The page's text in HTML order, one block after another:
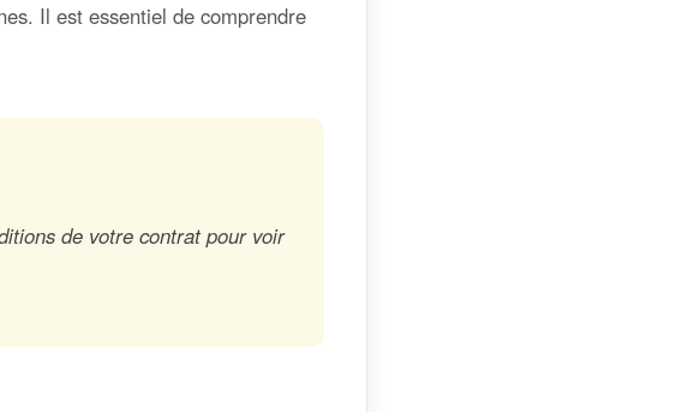
Il est essentiel de comprendre
de votre contrat pour voir